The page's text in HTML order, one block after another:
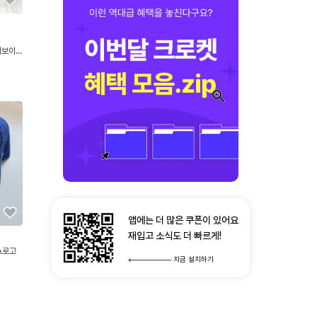
이즈
고
앱에는 더 많은 쿠폰이 있어요
재입고 소식도 더 빠르게!
지금 설치하기